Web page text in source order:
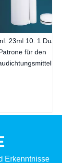
10: 1 Dual -
für den
Erkenntnisse